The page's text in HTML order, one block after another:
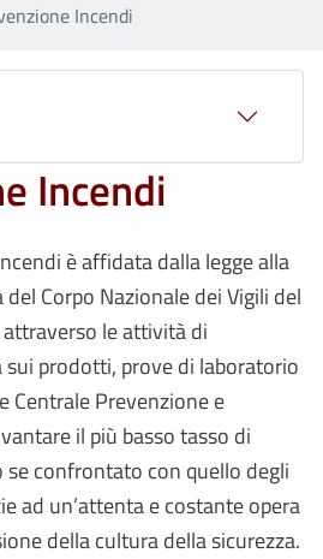
Incendi
Incendi
è affidata dalla legge alla
Corpo Nazionale dei Vigili del
le attività di
prodotti, prove di laboratorio
Centrale Prevenzione e
il più basso tasso di
confrontato con quello degli
ad un’attenta e costante opera
della cultura della sicurezza.